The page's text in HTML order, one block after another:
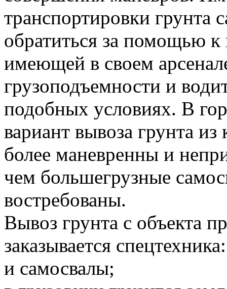
транспортировки грунта
обратиться за помощью
имеющей в своем
грузоподъемности и
подобных условиях. В
вариант вывоза грунта
более маневренны и
чем большегрузные
востребованы.
Вывоз грунта с объекта
заказывается
и самосвалы;